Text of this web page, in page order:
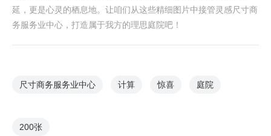
延，更是心灵的栖息地。让咱们从这些精细图片中接管灵感尺寸商
务服务业中心，打造属于我方的理思庭院吧！
尺寸商务服务业中心 计算 惊喜 庭院
200张